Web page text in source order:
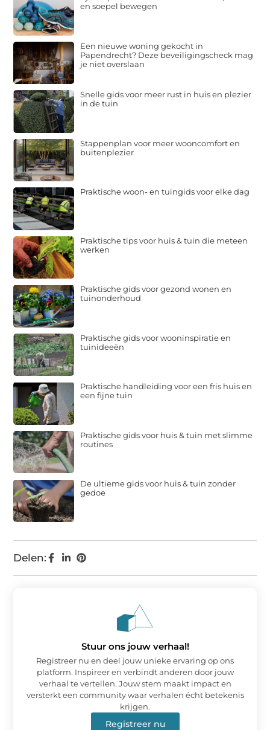
Delen:
en soepel bewegen
Een nieuwe woning gekocht in
Papendrecht? Deze beveiligingscheck mag
je niet overslaan
Snelle gids voor meer rust in huis en plezier
in de tuin
Stappenplan voor meer wooncomfort en
buitenplezier
Praktische woon- en tuingids voor elke dag
Praktische tips voor huis & tuin die meteen
werken
Praktische gids voor gezond wonen en
tuinonderhoud
Praktische gids voor wooninspiratie en
tuinideeën
Praktische handleiding voor een fris huis en
een fijne tuin
Praktische gids voor huis & tuin met slimme
routines
De ultieme gids voor huis & tuin zonder
gedoe
Stuur ons jouw verhaal!
Registreer nu en deel jouw unieke ervaring op ons
platform. Inspireer en verbindt anderen door jouw
verhaal te vertellen. Jouw stem maakt impact en
versterkt een community waar verhalen écht betekenis
krijgen.
Registreer nu